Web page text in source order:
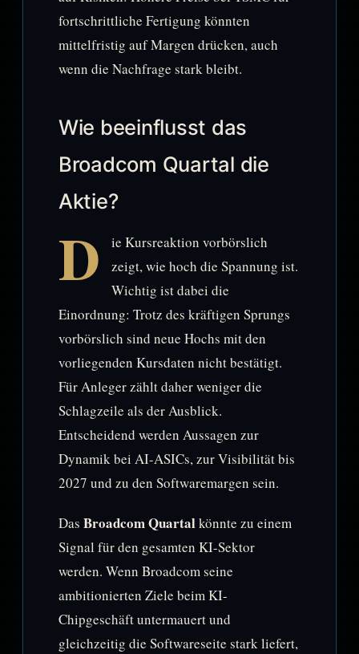
fortschrittliche Fertigung könnten
mittelfristig auf Margen drücken, auch
wenn die Nachfrage stark bleibt.
Wie beeinflusst das
Broadcom Quartal die
Aktie?
D
ie Kursreaktion vorbörslich
zeigt, wie hoch die Spannung ist.
Wichtig ist dabei die
Einordnung: Trotz des kräftigen Sprungs
vorbörslich sind neue Hochs mit den
vorliegenden Kursdaten nicht bestätigt.
Für Anleger zählt daher weniger die
Schlagzeile als der Ausblick.
Entscheidend werden Aussagen zur
Dynamik bei AI-ASICs, zur Visibilität bis
2027 und zu den Softwaremargen sein.
Das Broadcom Quartalkönnte zu einem
Signal für den gesamten KI-Sektor
werden. Wenn Broadcom seine
ambitionierten Ziele beim KI-
Chipgeschäft untermauert und
gleichzeitig die Softwareseite stark liefert,